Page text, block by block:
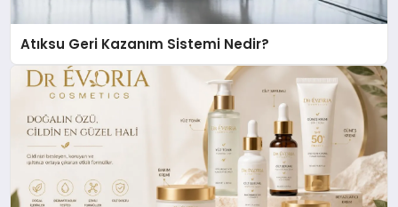
Atıksu Geri Kazanım Sistemi Nedir?